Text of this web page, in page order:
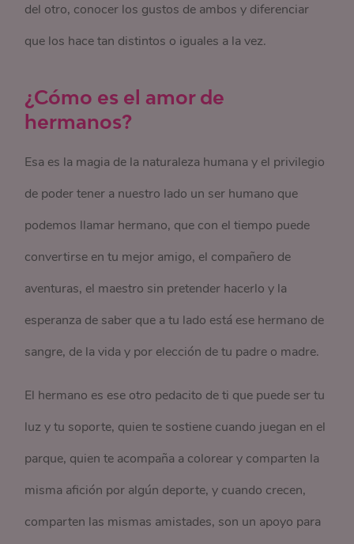
del otro, conocer los gustos de ambos y diferenciar
que los hace tan distintos o iguales a la vez.
¿Cómo es el amor de
hermanos?
Esa es la magia de la naturaleza humana y el privilegio
de poder tener a nuestro lado un ser humano que
podemos llamar hermano, que con el tiempo puede
convertirse en tu mejor amigo, el compañero de
aventuras, el maestro sin pretender hacerlo y la
esperanza de saber que a tu lado está ese hermano de
sangre, de la vida y por elección de tu padre o madre.
El hermano es ese otro pedacito de ti que puede ser tu
luz y tu soporte, quien te sostiene cuando juegan en el
parque, quien te acompaña a colorear y comparten la
misma afición por algún deporte, y cuando crecen,
comparten las mismas amistades, son un apoyo para